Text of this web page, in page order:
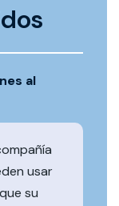
al
usar
su